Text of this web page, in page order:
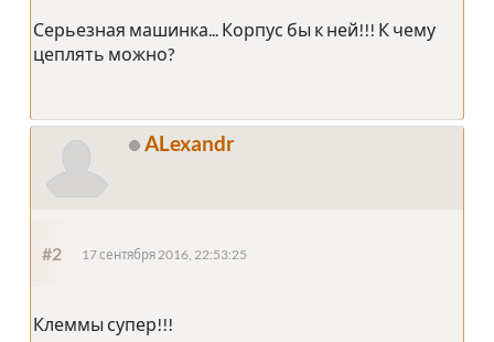
Серьезная машинка... Корпус бы к ней!!! К чему
цеплять можно?
ALexandr
#2 17 сентября 2016, 22:53:25
Клеммы супер!!!